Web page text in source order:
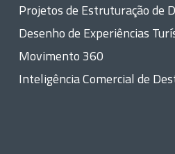
Projetos de Estruturação de
Desenho de Experiências
Movimento 360
Inteligência Comercial de